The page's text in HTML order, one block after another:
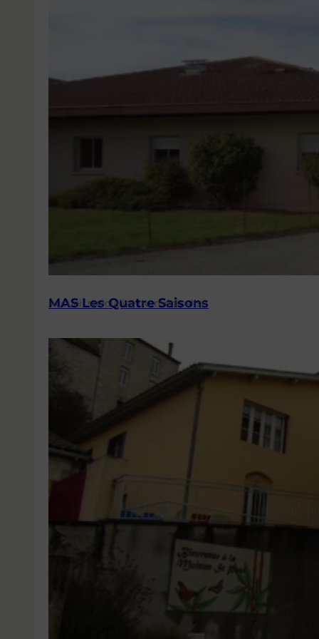
MAS Les Quatre Saisons
Accueil spécialisé ou médicalisé